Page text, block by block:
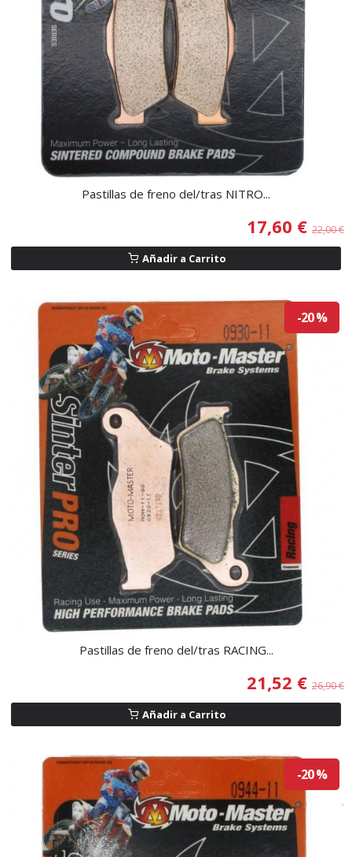
Pastillas de freno del/tras NITRO...
17,60 € 22,00 €
Añadir a Carrito
-20 %
Pastillas de freno del/tras RACING...
21,52 € 26,90 €
Añadir a Carrito
-20 %